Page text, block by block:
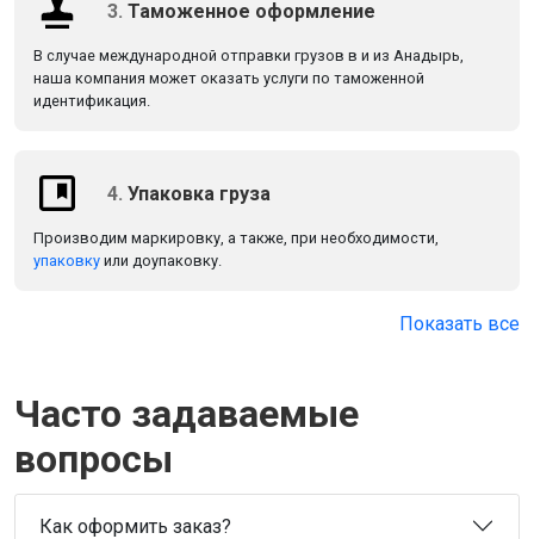
3. Таможенное оформление
В случае международной отправки грузов в и из Анадырь,
наша компания может оказать услуги по таможенной
идентификация.
4. Упаковка груза
Производим маркировку, а также, при необходимости,
упаковку или доупаковку.
Показать все
Часто задаваемые
вопросы
Как оформить заказ?